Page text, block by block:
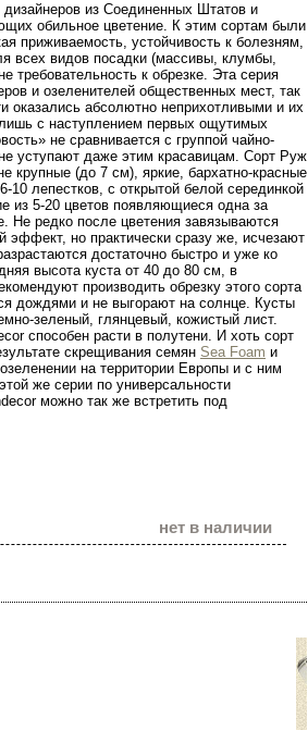
из Соединенных Штатов и
обильное цветение. К этим сортам были
приживаемость, устойчивость к болезням,
всех видов посадки (массивы, клумбы,
требовательность к обрезке. Эта серия
и озеленителей общественных мест, так
оказались абсолютно неприхотливыми и их
с наступлением первых ощутимых
не сравнивается с группой чайно-
уступают даже этим красавицам. Сорт Руж
крупные (до 7 см), яркие, бархатно-красные
лепестков, с открытой белой серединкой
из 5-20 цветов появляющиеся одна за
Не редко после цветения завязываются
но практически сразу же, исчезают
достаточно быстро и уже ко
высота куста от 40 до 80 см, в
производить обрезку этого сорта
дождями и не выгорают на солнце. Кусты
зеленый, глянцевый, кожистый лист.
способен расти в полутени. И хоть сорт
скрещивания семян Sea Foam и
на территории Европы и с ним
же серии по универсальности
можно так же встретить под
нет в наличии